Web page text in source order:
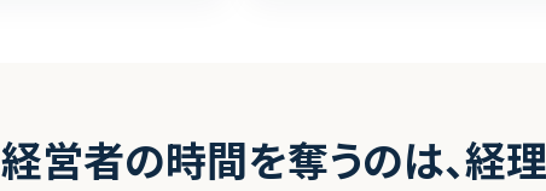
経営者の時間を奪うのは、経